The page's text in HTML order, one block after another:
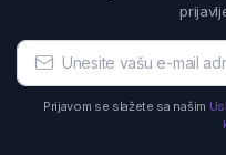
Prijavom se slažete sa našim